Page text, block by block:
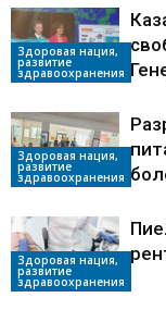
Здоровая нация,
развитие
здравоохранения
Здоровая нация,
развитие
здравоохранения
Здоровая нация,
развитие
здравоохранения